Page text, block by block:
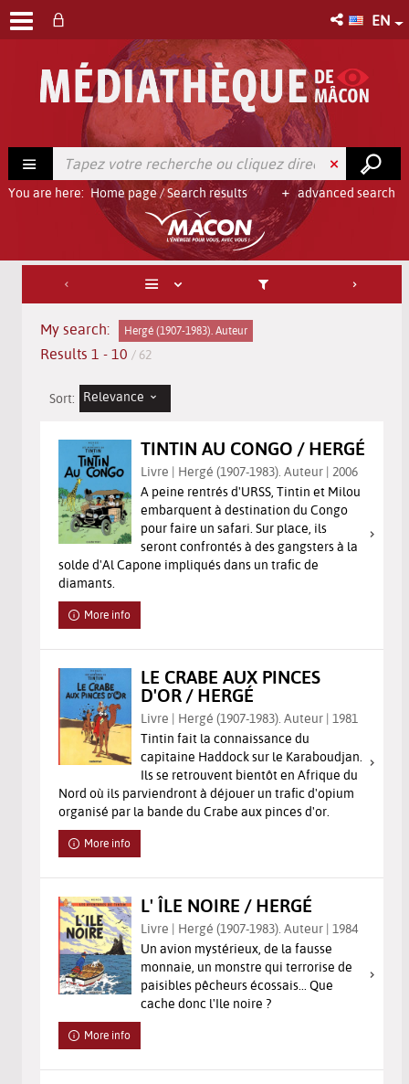
EN
advanced search
You are here: Home page/Search results
My search: Hergé (1907-1983). Auteur
Results 1 - 10 / 62
Sort: Relevance
TINTIN AU CONGO / HERGÉ
Livre | Hergé (1907-1983). Auteur | 2006
A peine rentrés d'URSS, Tintin et Milou
embarquent à destination du Congo
pour faire un safari. Sur place, ils
seront confrontés à des gangsters à la
solde d'Al Capone impliqués dans un trafic de
diamants.
More info
LE CRABE AUX PINCES
D'OR / HERGÉ
Livre | Hergé (1907-1983). Auteur | 1981
Tintin fait la connaissance du
capitaine Haddock sur le Karaboudjan.
Ils se retrouvent bientôt en Afrique du
Nord où ils parviendront à déjouer un trafic d'opium
organisé par la bande du Crabe aux pinces d'or.
More info
L' ÎLE NOIRE / HERGÉ
Livre | Hergé (1907-1983). Auteur | 1984
Un avion mystérieux, de la fausse
monnaie, un monstre qui terrorise de
paisibles pêcheurs écossais... Que
cache donc l'Ile noire ?
More info